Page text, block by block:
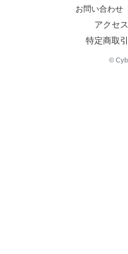
お問い合わせ
アクセ
特定商取
©